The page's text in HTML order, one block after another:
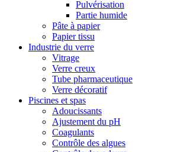
Pulvérisation
Partie humide
Pâte à papier
Papier tissu
Industrie du verre
Vitrage
Verre creux
Tube pharmaceutique
Verre décoratif
Piscines et spas
Adoucissants
Ajustement du pH
Coagulants
Contrôle des algues